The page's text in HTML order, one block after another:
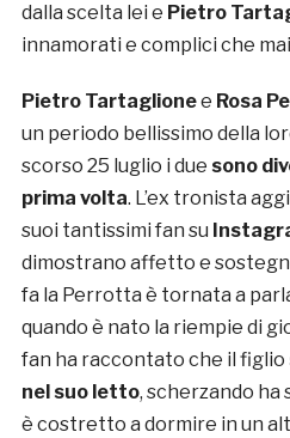
dalla scelta lei e Pietro
innamorati e complici che
Pietro Tartaglionee Rosa
un periodo bellissimo della
scorso 25 luglio i due sono
prima volta. L’ex tronista
suoi tantissimi fan su
dimostrano affetto e
fa la Perrotta è tornata a
quando è nato la riempie di
fan ha raccontato che il figlio
nel suo letto, scherzando ha
è costretto a dormire in un